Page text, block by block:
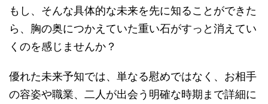
もし、そんな具体的な未来を先に知ることができた
ら、胸の奥につかえていた重い石がすっと消えてい
くのを感じませんか？
優れた未来予知では、単なる慰めではなく、お相手
の容姿や職業、二人が出会う明確な時期まで詳細に